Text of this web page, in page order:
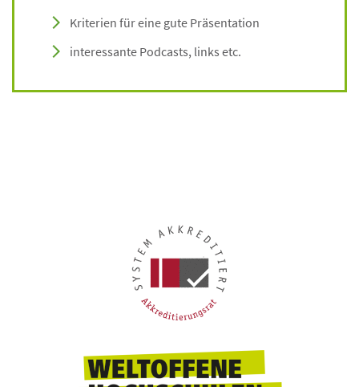
Kriterien für eine gute Präsentation
interessante Podcasts, links etc.